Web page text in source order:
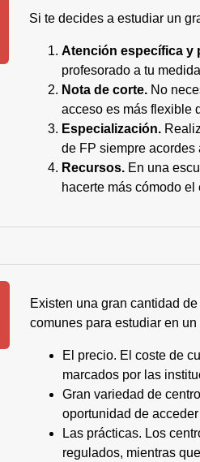
Si te decides a estudiar un
Atención específica y
profesorado a tu
Nota de corte. No
acceso es más flexible
Especialización.
de FP siempre
Recursos. En una
hacerte más cómodo
Existen una gran cantidad
comunes para estudiar en
El precio. El coste de
marcados por las
Gran variedad de
oportunidad de
Las prácticas. Los
regulados, mientras